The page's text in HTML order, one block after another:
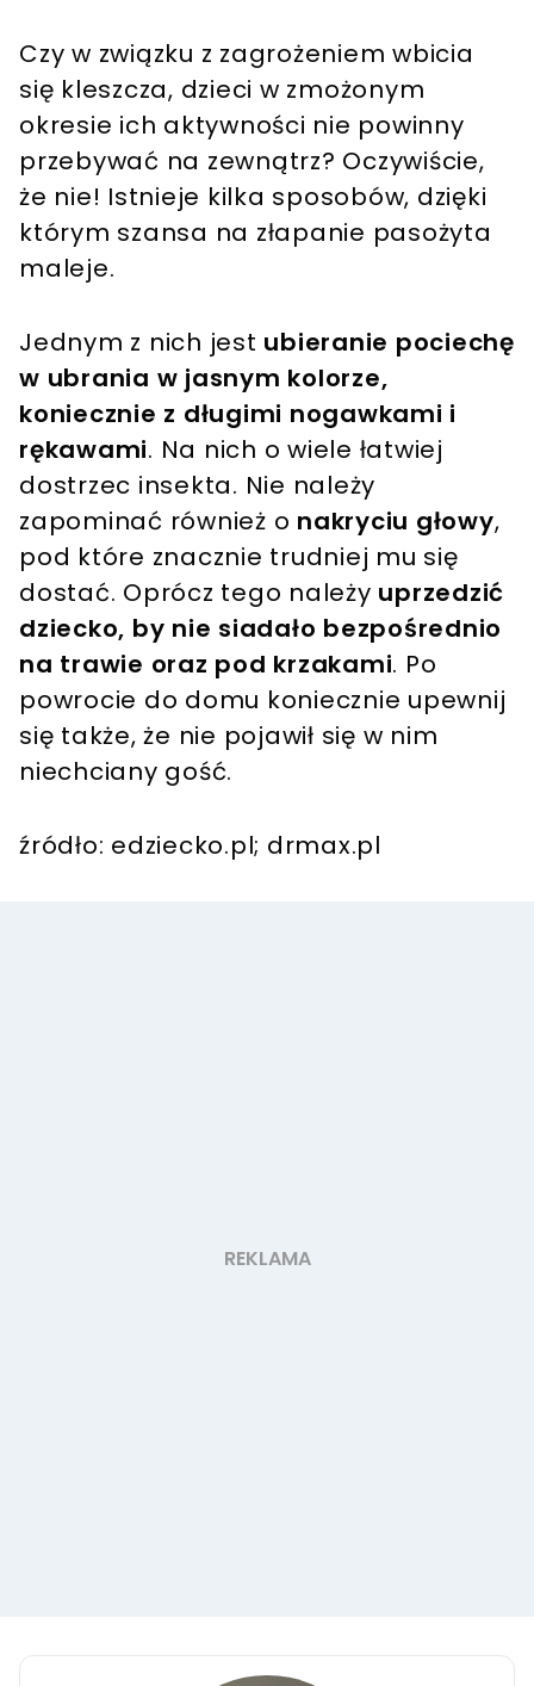
Czy w związku z zagrożeniem wbicia
się kleszcza, dzieci w zmożonym
okresie ich aktywności nie powinny
przebywać na zewnątrz? Oczywiście,
że nie! Istnieje kilka sposobów, dzięki
którym szansa na złapanie pasożyta
maleje.
Jednym z nich jest ubieranie pociechę
w ubrania w jasnym kolorze,
koniecznie z długimi nogawkami i
rękawami. Na nich o wiele łatwiej
dostrzec insekta. Nie należy
zapominać również o nakryciu głowy,
pod które znacznie trudniej mu się
dostać. Oprócz tego należy uprzedzić
dziecko, by nie siadało bezpośrednio
na trawie oraz pod krzakami. Po
powrocie do domu koniecznie upewnij
się także, że nie pojawił się w nim
niechciany gość.
źródło: edziecko.pl; drmax.pl